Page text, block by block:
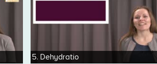
5. Dehydratio